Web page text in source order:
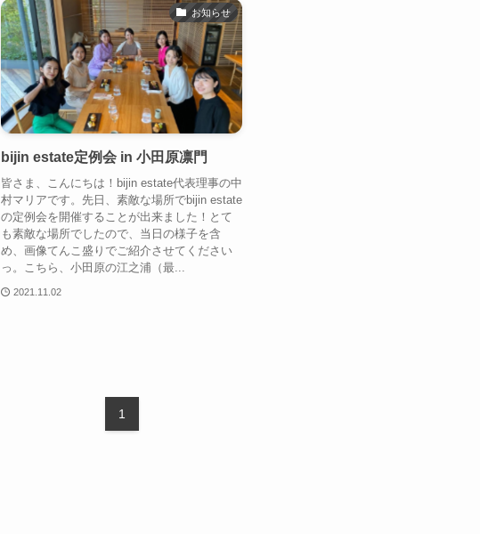
お知らせ
bijin estate定例会 in 小田原凛門
皆さま、こんにちは！bijin estate代表理事の中
村マリアです。先日、素敵な場所でbijin estate
の定例会を開催することが出来ました！とて
も素敵な場所でしたので、当日の様子を含
め、画像てんこ盛りでご紹介させてください
っ。こちら、小田原の江之浦（最...
2021.11.02
1